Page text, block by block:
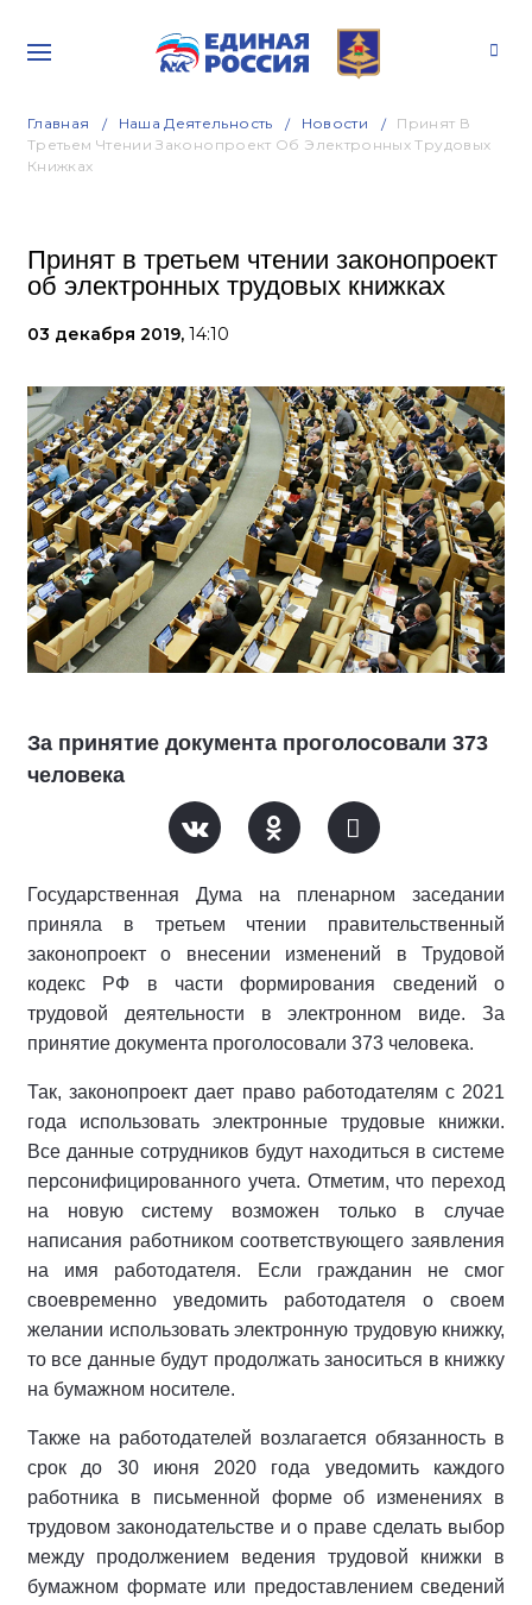
Главная Наша Деятельность Новости
Принят В
Третьем Чтении Законопроект Об Электронных Трудовых
Книжках
Принят в третьем чтении законопроект
об электронных трудовых книжках
03 декабря 2019, 14:10
За принятие документа проголосовали 373
человека
Государственная Дума на пленарном заседании
приняла в третьем чтении правительственный
законопроект о внесении изменений в Трудовой
кодекс РФ в части формирования сведений о
трудовой деятельности в электронном виде. За
принятие документа проголосовали 373 человека.
Так, законопроект дает право работодателям с 2021
года использовать электронные трудовые книжки.
Все данные сотрудников будут находиться в системе
персонифицированного учета. Отметим, что переход
на новую систему возможен только в случае
написания работником соответствующего заявления
на имя работодателя. Если гражданин не смог
своевременно уведомить работодателя о своем
желании использовать электронную трудовую книжку,
то все данные будут продолжать заноситься в книжку
на бумажном носителе.
Также на работодателей возлагается обязанность в
срок до 30 июня 2020 года уведомить каждого
работника в письменной форме об изменениях в
трудовом законодательстве и о праве сделать выбор
между продолжением ведения трудовой книжки в
бумажном формате или предоставлением сведений